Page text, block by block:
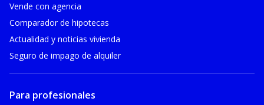
Vende con agencia
Comparador de hipotecas
Actualidad y noticias vivienda
Seguro de impago de alquiler
Para profesionales